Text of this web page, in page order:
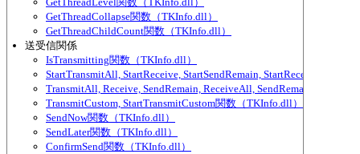
GetThreadCollapse関数（TKInfo.dll）
GetThreadChildCount関数（TKInfo.dll）
送受信関係
IsTransmitting関数（TKInfo.dll）
StartTransmitAll, StartReceive, StartSendRemain, StartReceiveAll,
TransmitAll, Receive, SendRemain, ReceiveAll, SendRemainAll関数
TransmitCustom, StartTransmitCustom関数（TKInfo.dll）
SendNow関数（TKInfo.dll）
SendLater関数（TKInfo.dll）
ConfirmSend関数（TKInfo.dll）